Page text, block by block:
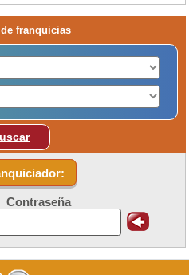
franquicias
Contraseña